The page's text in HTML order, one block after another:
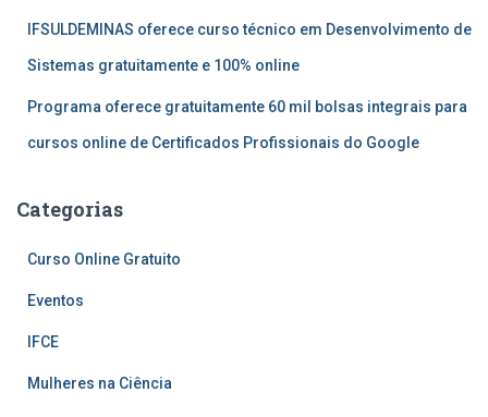
IFSULDEMINAS oferece curso técnico em Desenvolvimento de
Sistemas gratuitamente e 100% online
Programa oferece gratuitamente 60 mil bolsas integrais para
cursos online de Certificados Profissionais do Google
Categorias
Curso Online Gratuito
Eventos
IFCE
Mulheres na Ciência